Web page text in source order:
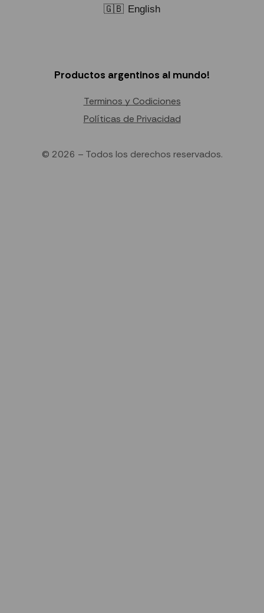
🇬🇧 English
Productos argentinos al mundo!
Terminos y Codiciones
Políticas de Privacidad
© 2026 – Todos los derechos reservados.